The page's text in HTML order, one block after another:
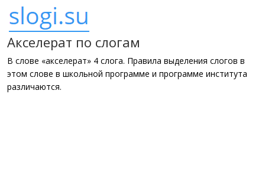
Акселерат по слогам
В слове «акселерат» 4 слога. Правила выделения слогов в
этом слове в школьной программе и программе института
различаются.